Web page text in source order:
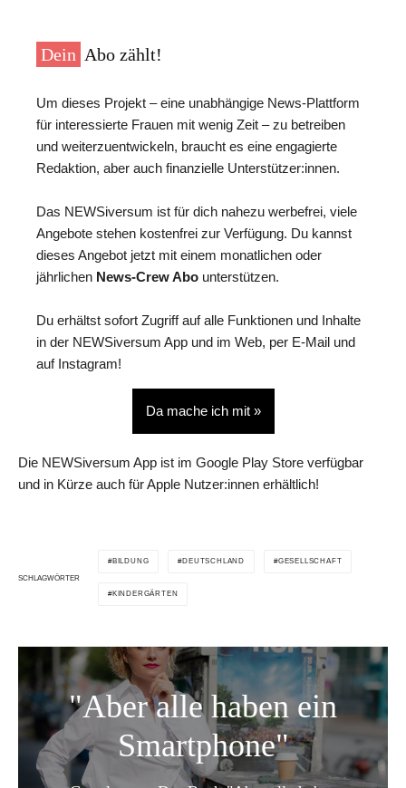
Dein Abo zählt!
Um dieses Projekt – eine unabhängige News-Plattform
für interessierte Frauen mit wenig Zeit – zu betreiben
und weiterzuentwickeln, braucht es eine engagierte
Redaktion, aber auch finanzielle Unterstützer:innen.
Das NEWSiversum ist für dich nahezu werbefrei, viele
Angebote stehen kostenfrei zur Verfügung. Du kannst
dieses Angebot jetzt mit einem monatlichen oder
jährlichen News-Crew Abo unterstützen.
Du erhältst sofort Zugriff auf alle Funktionen und Inhalte
in der NEWSiversum App und im Web, per E-Mail und
auf Instagram!
Da mache ich mit »
Die NEWSiversum App ist im Google Play Store verfügbar
und in Kürze auch für Apple Nutzer:innen erhältlich!
SCHLAGWÖRTER
BILDUNG DEUTSCHLAND GESELLSCHAFT
KINDERGÄRTEN
"Aber alle haben ein
Smartphone"